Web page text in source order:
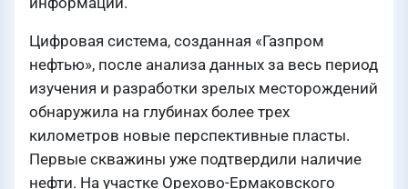
Цифровая система, созданная «Газпром
нефтью», после анализа данных за весь период
изучения и разработки зрелых месторождений
обнаружила на глубинах более трех
километров новые перспективные пласты.
Первые скважины уже подтвердили наличие
нефти. На участке Орехово-Ермаковского